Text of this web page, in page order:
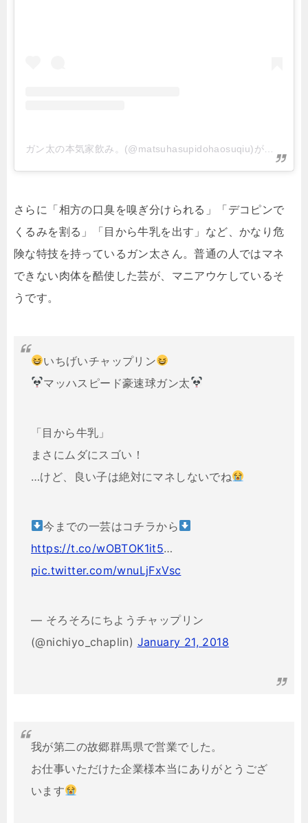
さらに「相方の口臭を嗅ぎ分けられる」「デコピンで
くるみを割る」「目から牛乳を出す」など、かなり危
険な特技を持っているガン太さん。普通の人ではマネ
できない肉体を酷使した芸が、マニアウケしているそ
うです。
いちげいチャップリン
マッハスピード豪速球ガン太
「目から牛乳」
まさにムダにスゴい！
…けど、良い子は絶対にマネしないでね
今までの一芸はコチラから
https://t.co/wOBTOK1it5…
pic.twitter.com/wnuLjFxVsc
— そろそろにちようチャップリン
(@nichiyo_chaplin) January 21, 2018
我が第二の故郷群馬県で営業でした。
お仕事いただけた企業様本当にありがとうござ
います